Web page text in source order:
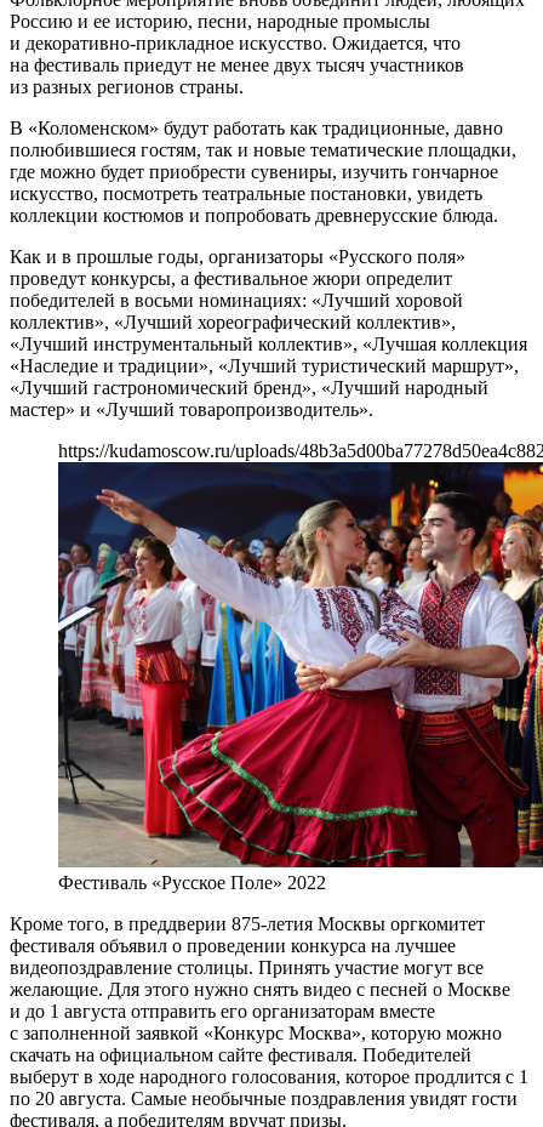
Россию и ее историю, песни, народные промыслы
и декоративно-прикладное искусство. Ожидается, что
на фестиваль приедут не менее двух тысяч участников
из разных регионов страны.
В «Коломенском» будут работать как традиционные, давно
полюбившиеся гостям, так и новые тематические площадки,
где можно будет приобрести сувениры, изучить гончарное
искусство, посмотреть театральные постановки, увидеть
коллекции костюмов и попробовать древнерусские блюда.
Как и в прошлые годы, организаторы «Русского поля»
проведут конкурсы, а фестивальное жюри определит
победителей в восьми номинациях: «Лучший хоровой
коллектив», «Лучший хореографический коллектив»,
«Лучший инструментальный коллектив», «Лучшая коллекция
«Наследие и традиции», «Лучший туристический маршрут»,
«Лучший гастрономический бренд», «Лучший народный
мастер» и «Лучший товаропроизводитель».
https://kudamoscow.ru/uploads/
Фестиваль «Русское Поле» 2022
Кроме того, в преддверии 875-летия Москвы оргкомитет
фестиваля объявил о проведении конкурса на лучшее
видеопоздравление столицы. Принять участие могут все
желающие. Для этого нужно снять видео с песней о Москве
и до 1 августа отправить его организаторам вместе
с заполненной заявкой «Конкурс Москва», которую можно
скачать на официальном сайте фестиваля. Победителей
выберут в ходе народного голосования, которое продлится с 1
по 20 августа. Самые необычные поздравления увидят гости
фестиваля, а победителям вручат призы.